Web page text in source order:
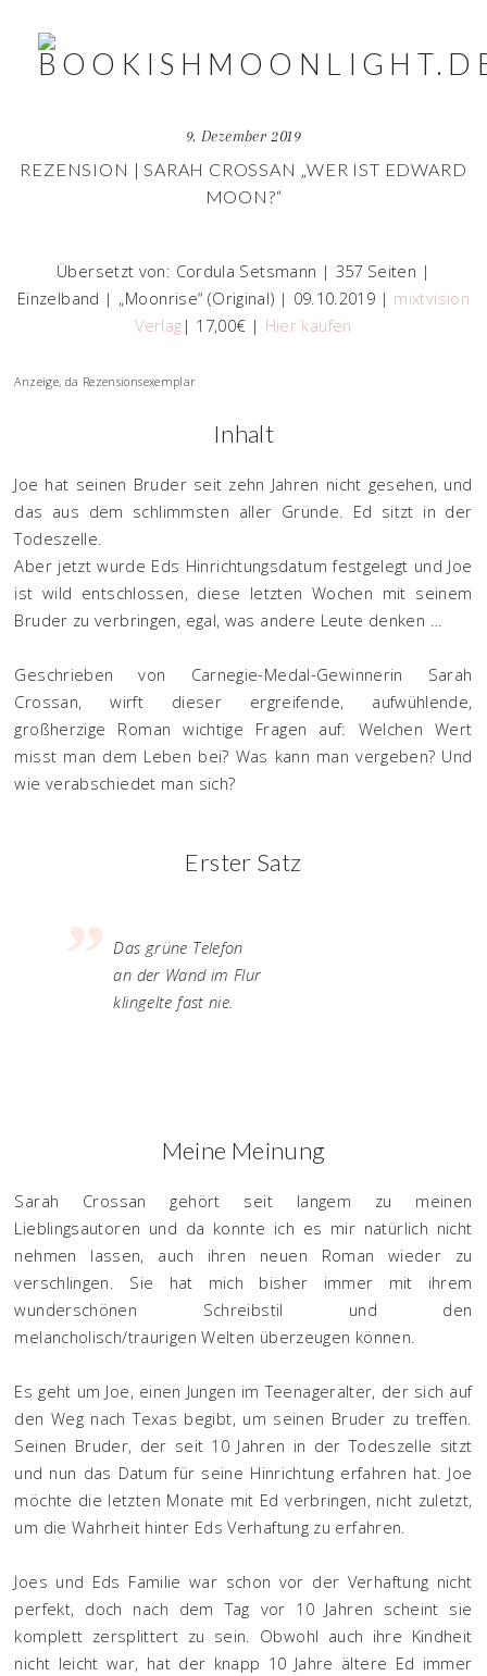
9. Dezember 2019
REZENSION | SARAH CROSSAN „WER IST EDWARD
MOON?“
Übersetzt von: Cordula Setsmann | 357 Seiten |
Einzelband | „Moonrise“ (Original) | 09.10.2019 | mixtvision
Verlag | 17,00€ | Hier kaufen
Anzeige, da Rezensionsexemplar
Inhalt
Joe hat seinen Bruder seit zehn Jahren nicht gesehen, und
das aus dem schlimmsten aller Gründe. Ed sitzt in der
Todeszelle.
Aber jetzt wurde Eds Hinrichtungsdatum festgelegt und Joe
ist wild entschlossen, diese letzten Wochen mit seinem
Bruder zu verbringen, egal, was andere Leute denken …
Geschrieben von Carnegie-Medal-Gewinnerin Sarah
Crossan, wirft dieser ergreifende, aufwühlende,
großherzige Roman wichtige Fragen auf: Welchen Wert
misst man dem Leben bei? Was kann man vergeben? Und
wie verabschiedet man sich?
Erster Satz
Das grüne Telefon
an der Wand im Flur
klingelte fast nie.
Meine Meinung
Sarah Crossan gehört seit langem zu meinen
Lieblingsautoren und da konnte ich es mir natürlich nicht
nehmen lassen, auch ihren neuen Roman wieder zu
verschlingen. Sie hat mich bisher immer mit ihrem
wunderschönen Schreibstil und den
melancholisch/traurigen Welten überzeugen können.
Es geht um Joe, einen Jungen im Teenageralter, der sich auf
den Weg nach Texas begibt, um seinen Bruder zu treffen.
Seinen Bruder, der seit 10 Jahren in der Todeszelle sitzt
und nun das Datum für seine Hinrichtung erfahren hat. Joe
möchte die letzten Monate mit Ed verbringen, nicht zuletzt,
um die Wahrheit hinter Eds Verhaftung zu erfahren.
Joes und Eds Familie war schon vor der Verhaftung nicht
perfekt, doch nach dem Tag vor 10 Jahren scheint sie
komplett zersplittert zu sein. Obwohl auch ihre Kindheit
nicht leicht war, hat der knapp 10 Jahre ältere Ed immer